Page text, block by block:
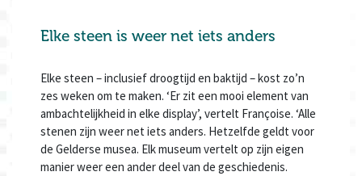
Elke steen is weer net iets anders
Elke steen – inclusief droogtijd en baktijd – kost zo’n
zes weken om te maken. ‘Er zit een mooi element van
ambachtelijkheid in elke display’, vertelt Françoise. ‘Alle
stenen zijn weer net iets anders. Hetzelfde geldt voor
de Gelderse musea. Elk museum vertelt op zijn eigen
manier weer een ander deel van de geschiedenis.